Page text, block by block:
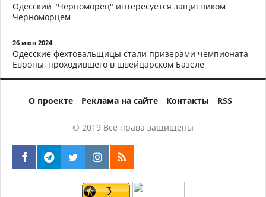
Одесский "Черноморец" интересуется защитником
Черноморцем
26 июн 2024
Одесские фехтовальщицы стали призерами чемпионата
Европы, проходившего в швейцарском Базеле
О проекте Реклама на сайте Контакты RSS
© 2019 Все права защищены